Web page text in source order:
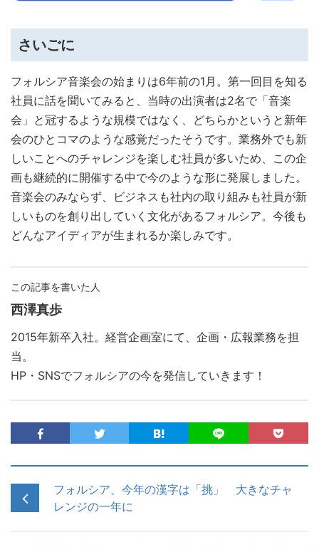
さいごに
フォルシア音楽会の始まりは6年前の1月。第一回目を知る
社員に話を聞いてみると、当時の出演者は2名で「音楽
会」と冠するような規模ではなく、どちらかというと新年
会のひとコマのような感覚だったそうです。業務外でも新
しいことへのチャレンジを楽しむ社員が多いため、この企
画も継続的に開催する中で今のような形に発展しました。
音楽会のみならず、ビジネスも社内の取り組みも社員が新
しいものを創り出していく文化があるフォルシア。今後も
どんなアイディアが生まれるか楽しみです。
この記事を書いた人
西澤真歩
2015年新卒入社。経営企画室にて、企画・広報業務を担
当。
HP・SNSでフォルシアの今を発信していきます！
フォルシア、今年の漢字は「挑」 大きなチャ
レンジの一年に